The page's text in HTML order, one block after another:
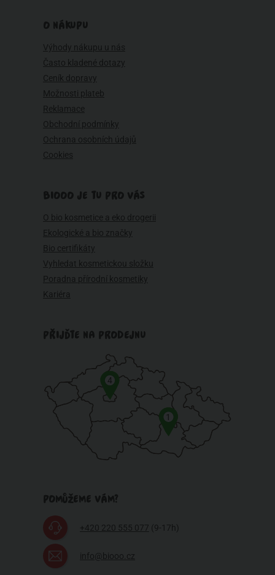
O NÁKUPU
Výhody nákupu u nás
Často kladené dotazy
Ceník dopravy
Možnosti plateb
Reklamace
Obchodní podmínky
Ochrana osobních údajů
Cookies
BIOOO JE TU PRO VÁS
O bio kosmetice a eko drogerii
Ekologické a bio značky
Bio certifikáty
Vyhledat kosmetickou složku
Poradna přírodní kosmetiky
Kariéra
PŘIJĎTE NA PRODEJNU
1
4
POMŮŽEME VÁM?
+420 220 555 077 (9-17h)
info@biooo.cz